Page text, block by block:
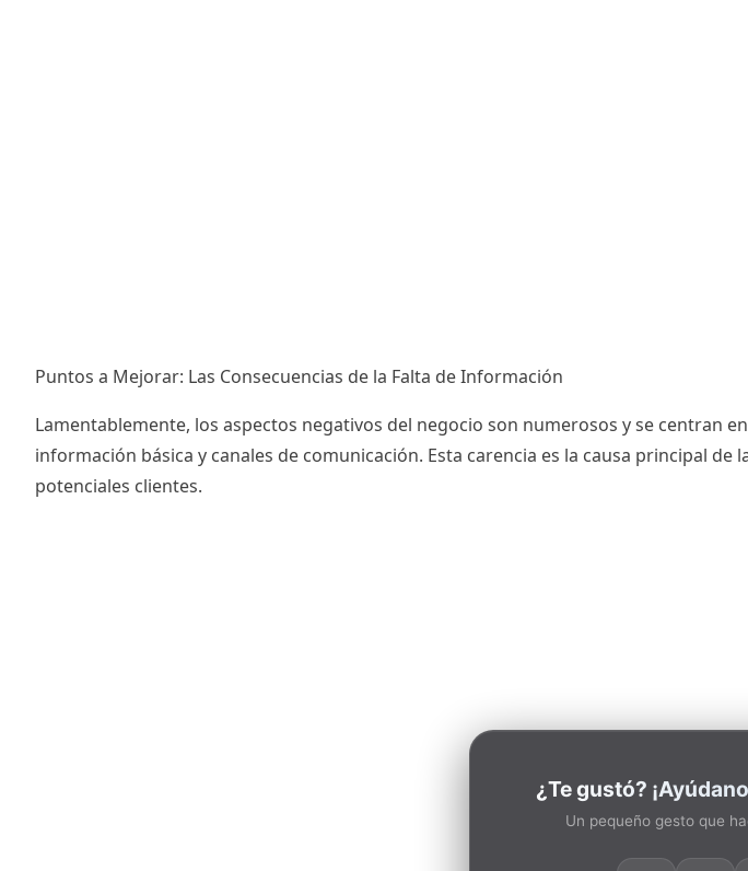
Puntos a Mejorar: Las Consecuencias de la Falta de Información
Lamentablemente, los aspectos negativos del negocio son numerosos y se centran
información básica y canales de comunicación. Esta carencia es la causa principal
potenciales clientes.
¿Te gustó?
Un pequeño gesto que